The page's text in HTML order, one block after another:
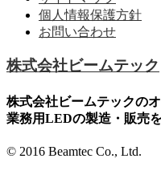
個人情報保護方針
お問い合わせ
株式会社ビームテック
株式会社ビームテックの
業務用LEDの製造・販売
© 2016 Beamtec Co., Ltd.